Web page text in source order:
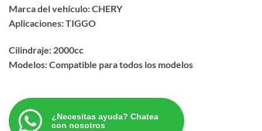
Marca del vehículo: CHERY
Aplicaciones: TIGGO
Cilindraje: 2000cc
Modelos: Compatible para todos los modelos
¿Necesitas ayuda? Chatea
con nosotros